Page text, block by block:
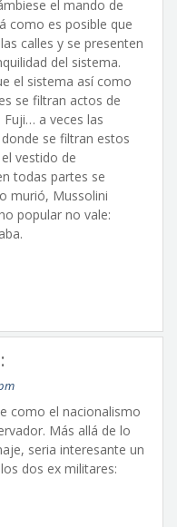
el mando de
como es posible que
calles y se presenten
del sistema.
el sistema así como
se filtran actos de
a veces las
se filtran estos
vestido de
todas partes se
murió, Mussolini
popular no vale:
como el nacionalismo
Más allá de lo
seria interesante un
dos ex militares: